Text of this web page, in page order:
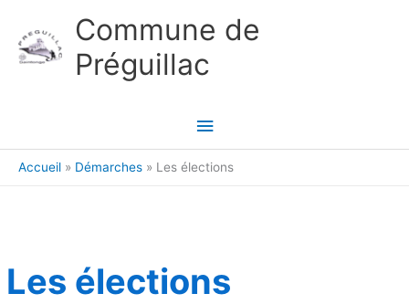
Commune de
Préguillac
Menu
principal
Accueil Démarches Les élections
Les élections